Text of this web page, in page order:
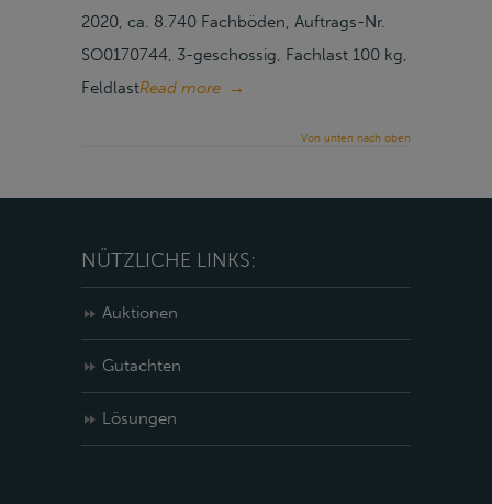
2020, ca. 8.740 Fachböden, Auftrags-Nr.
SO0170744, 3-geschossig, Fachlast 100 kg,
FeldlastRead more →
Von unten nach oben
NÜTZLICHE LINKS:
Auktionen
Gutachten
Lösungen